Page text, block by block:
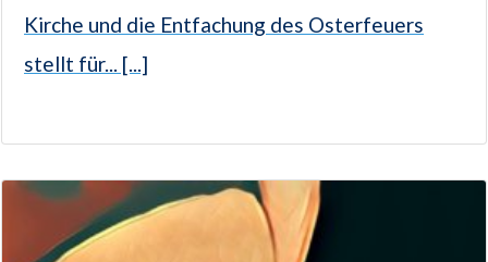
Kirche und die Entfachung des Osterfeuers
stellt für... [...]